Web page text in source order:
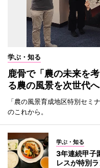
学ぶ・知る
鹿骨で「農の未来を
る農の風景を次世代へ
「農の風景育成地区特別セミ
のこれから。
学ぶ・知る
3年連続甲子
レスが特別